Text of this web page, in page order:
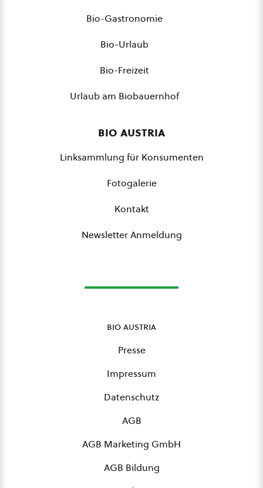
Bio-Gastronomie
Bio-Urlaub
Bio-Freizeit
Urlaub am Biobauernhof
bio austria
Linksammlung für Konsumenten
Fotogalerie
Kontakt
Newsletter Anmeldung
bio austria
Presse
Impressum
Datenschutz
AGB
AGB Marketing GmbH
AGB Bildung